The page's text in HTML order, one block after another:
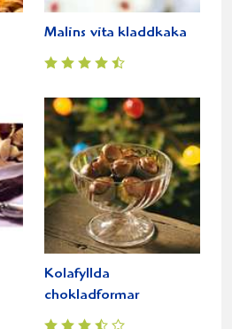
Malins vita kladdkaka
Kolafyllda
chokladformar